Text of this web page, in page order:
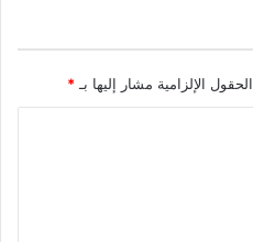
الحقول الإلزامية مشار إليها بـ *